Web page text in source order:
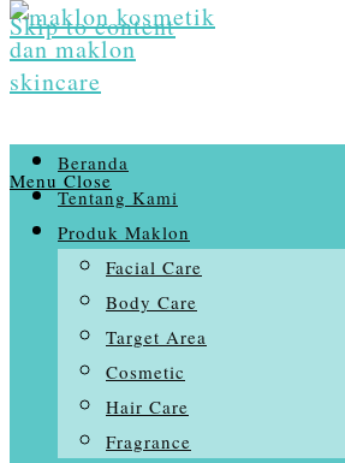
Skip to content
Menu Close
Beranda
Tentang Kami
Produk Maklon
Facial Care
Body Care
Target Area
Cosmetic
Hair Care
Fragrance